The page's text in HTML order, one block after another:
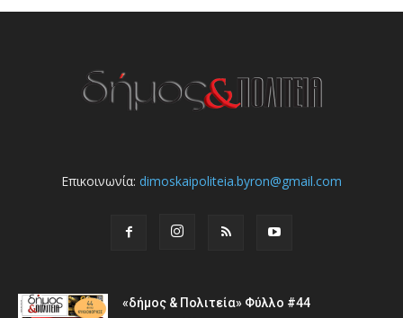
Επικοινωνία: dimoskaipoliteia.byron@gmail.com
«δήμος & Πολιτεία» Φύλλο #44